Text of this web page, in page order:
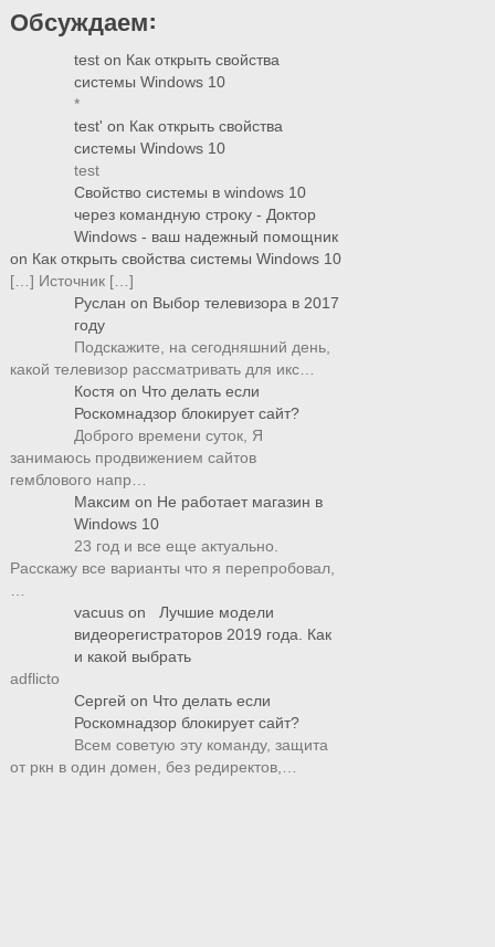
Обсуждаем:
test on Как открыть свойства
системы Windows 10
*
test' on Как открыть свойства
системы Windows 10
test
Свойство системы в windows 10
через командную строку - Доктор
Windows - ваш надежный помощник
on Как открыть свойства системы Windows 10
[…] Источник […]
Руслан on Выбор телевизора в 2017
году
Подскажите, на сегодняшний день,
какой телевизор рассматривать для икс…
Костя on Что делать если
Роскомнадзор блокирует сайт?
Доброго времени суток, Я
занимаюсь продвижением сайтов
гемблового напр…
Максим on Не работает магазин в
Windows 10
23 год и все еще актуально.
Расскажу все варианты что я перепробовал,
vacuus on
Лучшие модели
видеорегистраторов 2019 года. Как
и какой выбрать
adflicto
Сергей on Что делать если
Роскомнадзор блокирует сайт?
Всем советую эту команду, защита
от ркн в один домен, без редиректов,…